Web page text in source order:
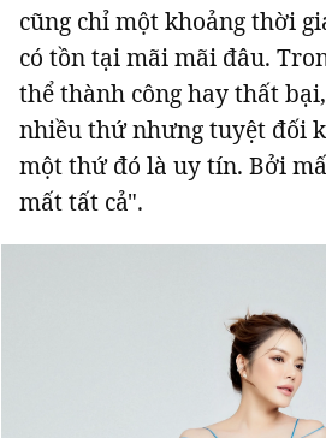
cũng chỉ một khoảng thời
có tồn tại mãi mãi đâu.
thể thành công hay thất
nhiều thứ nhưng tuyệt đối
một thứ đó là uy tín. Bởi
mất tất cả".